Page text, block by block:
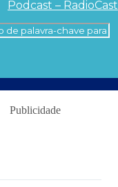
Podcast – RadioCast
Publicidade